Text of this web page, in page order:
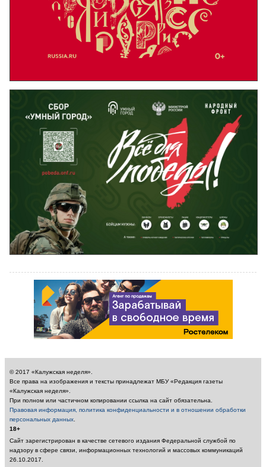
© 2017 «Калужская неделя».
Все права на изображения и тексты принадлежат МБУ «Редакция газеты
«Калужская неделя».
При полном или частичном копировании ссылка на сайт обязательна.
Правовая информация, политика конфиденциальности и в отношении обработки
персональных данных.
18+
Сайт зарегистрирован в качестве сетевого издания Федеральной службой по
надзору в сфере связи, информационных технологий и массовых коммуникаций
26.10.2017.